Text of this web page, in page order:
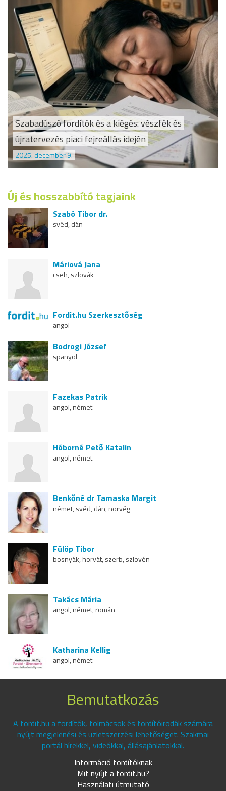
Szabadúszó fordítók és a kiégés: vészfék és
újratervezés piaci fejreállás idején
2025. december 9.
Új és hosszabbító tagjaink
Szabó Tibor dr.
svéd, dán
Máriová Jana
cseh, szlovák
Fordit.hu Szerkesztőség
angol
Bodrogi József
spanyol
Fazekas Patrik
angol, német
Hóborné Pető Katalin
angol, német
Benkőné dr Tamaska Margit
német, svéd, dán, norvég
Fülöp Tibor
bosnyák, horvát, szerb, szlovén
Takács Mária
angol, német, román
Katharina Kellig
angol, német
Bemutatkozás
A fordit.hu a fordítók, tolmácsok és fordítóirodák számára
nyújt megjelenési és üzletszerzési lehetőséget. Szakmai
portál hírekkel, videókkal, állásajánlatokkal.
Információ fordítóknak
Mit nyújt a fordit.hu?
Használati útmutató